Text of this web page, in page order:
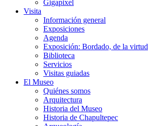
Gigapixel
Visita
Información general
Exposiciones
Agenda
Exposición: Bordado, de la virtud
Biblioteca
Servicios
Visitas guiadas
El Museo
Quiénes somos
Arquitectura
Historia del Museo
Historia de Chapultepec